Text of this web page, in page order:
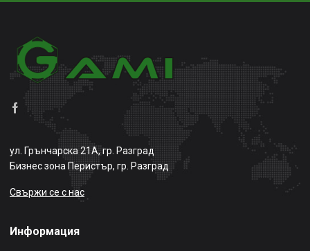
ул. Грънчарска 21А, гр. Разград
Бизнес зона Перистър, гр. Разград
Свържи се с нас
Информация